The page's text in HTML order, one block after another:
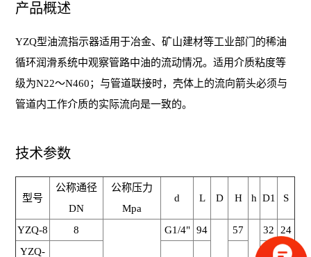
产品概述
YZQ型油流指示器适用于冶金、矿山建材等工业部门的稀油
循环润滑系统中观察管路中油的流动情况。适用介质粘度等
级为N22～N460；与管道联接时，壳体上的流向箭头必须与
管道内工作介质的实际流向是一致的。
技术参数
型号
公称通径
DN
公称压力
Mpa
d L D H h D1 S
YZQ-8 8 G1/4" 94 57 32
24
YZQ-